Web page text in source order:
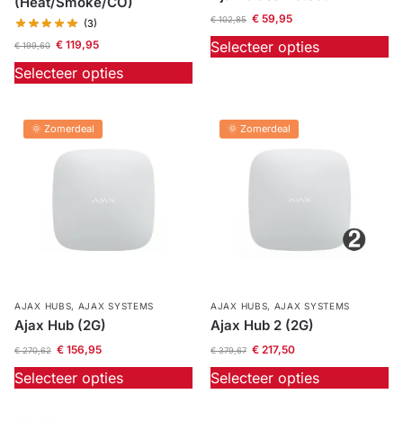
(3)
€199,60 €119,95
Selecteer opties
€102,85 €59,95
Selecteer opties
🌞 Zomerdeal
AJAX HUBS, AJAX SYSTEMS
Ajax Hub (2G)
€270,62 €156,95
Selecteer opties
🌞 Zomerdeal
AJAX HUBS, AJAX SYSTEMS
Ajax Hub 2 (2G)
€379,67 €217,50
Selecteer opties